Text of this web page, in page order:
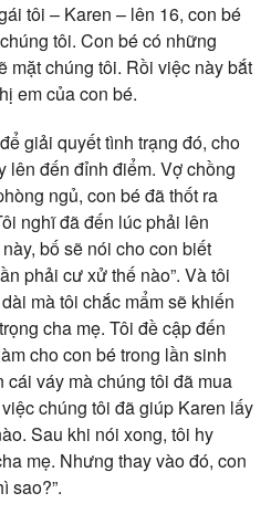
tôi – Karen – lên 16, con bé
tôi. Con bé có những
mặt chúng tôi. Rồi việc này bắt
em của con bé.
giải quyết tình trạng đó, cho
lên đến đỉnh điểm. Vợ chồng
ngủ, con bé đã thốt ra
nghĩ đã đến lúc phải lên
bố sẽ nói cho con biết
phải cư xử thế nào”. Và tôi
mà tôi chắc mẩm sẽ khiến
cha mẹ. Tôi đề cập đến
cho con bé trong lần sinh
cái váy mà chúng tôi đã mua
chúng tôi đã giúp Karen lấy
Sau khi nói xong, tôi hy
mẹ. Nhưng thay vào đó, con
sao?”.